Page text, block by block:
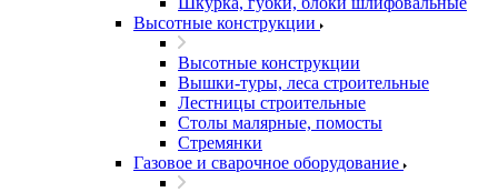
Высотные конструкции
Высотные конструкции
Вышки-туры, леса строительные
Лестницы строительные
Столы малярные, помосты
Стремянки
Газовое и сварочное оборудование